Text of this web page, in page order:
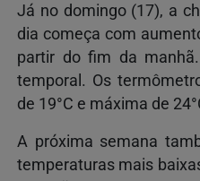
Já no domingo (17), a
dia começa com
partir do fim da
temporal. Os
de 19°C e máxima de
A próxima semana
temperaturas mais